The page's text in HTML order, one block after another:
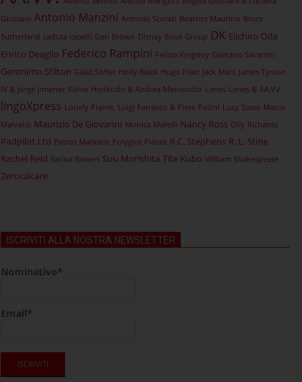
Giussani Antonio Manzini Antonio Scurati Beatrice Mautino Bruce
Sutherland caduta capelli Dan Brown Disney Book Group DK Eiichiro Oda
Enrico Deaglio Federico Rampini Felicia Kingsley Gaetano Savatteri
Geronimo Stilton Gilad Soffer Holly Black Hugo Pratt Jack Mars James Tynion
IV & Jorge Jimenez Kohei Horikoshi & Andrea Maniscalco Limes Limes & AA.VV.
lingoXpress Lonely Planet, Luigi Farrauto & Piero Pasini Lucy Score Marco
Malvaldi Maurizio De Giovanni Monica Marelli Nancy Ross Olly Richards
Padpilot Ltd Petros Markaris Polyglot Planet R.C. Stephens R. L. Stine
Rachel Reid Sarina Bowen Suu Morishita Tite Kubo William Shakespeare
Zerocalcare
ISCRIVITI ALLA NOSTRA NEWSLETTER
Nominativo*
Email*